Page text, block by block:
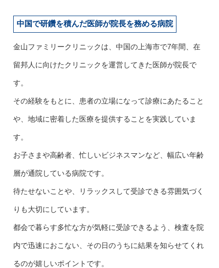
中国で研鑽を積んだ医師が院長を務める病院
金山ファミリークリニックは、中国の上海市で7年間、在
留邦人に向けたクリニックを運営してきた医師が院長で
す。
その経験をもとに、患者の立場になって診療にあたること
や、地域に密着した医療を提供することを実践していま
す。
お子さまや高齢者、忙しいビジネスマンなど、幅広い年齢
層が通院している病院です。
待たせないことや、リラックスして受診できる雰囲気づく
りも大切にしています。
都会で暮らす多忙な方が気軽に受診できるよう、検査を院
内で迅速におこない、その日のうちに結果を知らせてくれ
るのが嬉しいポイントです。